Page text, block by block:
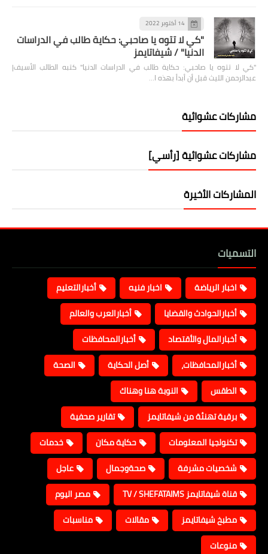
14 أكتوبر 2022
"كي لا تتوه يا صاحبي: حكاية طالب في الدراسات
الدنيا" / شيفاتايمز
"كي لا تتوه يا صاحبي: حكاية طالب في الدراسات الدنيا" كتبه الطالب الأسيف|
عبدالرحمن الليث قبل أن أبدأ بهذه ا…
مشاركات عشوائية
مشاركات عشوائية [رأسي]
المشاركات الأخيرة
التسميات
اخبار الرياضة اخبار فنيه
أخبارالتعليم
أخبارالحوادث والقضايا
أخبارالعرب والعالم
أخبارالمال والأقتصاد
أخبارالمحافظات
أخبارالمحافظات،
أصل الحكاية
الصحة
الطقس
النوبة هنا وهناك
برقية تهنئة من شيفاتايمز
تقارير صحفية
تكنولجيا المعلومات
حكاية مكان
خدمات
شخصيات مشرفة
صحةوجمال
عاجل
قناة شيفاتايمز TV / SHEFATAIMS
مصر اليوم
مطبخ شيفاتايمز
مقالات
مناسبات
منوعات